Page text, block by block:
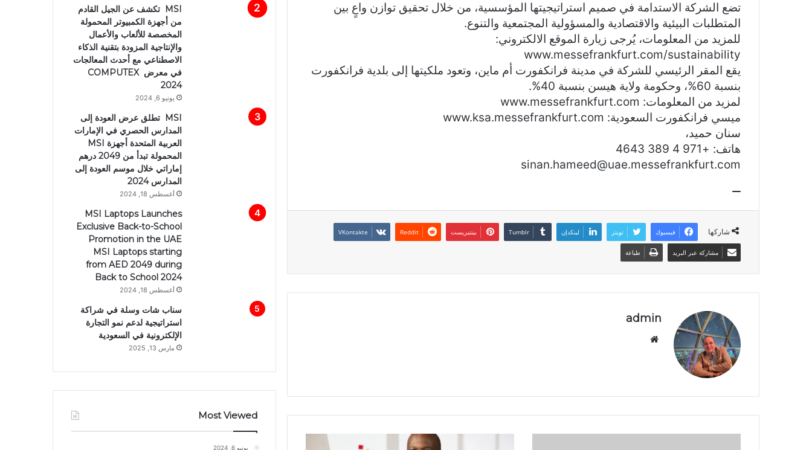
تضع الشركة الاستدامة في صميم استراتيجيتها المؤسسية، من خلال تحقيق توازن واعٍ بين
المتطلبات البيئية والاقتصادية والمسؤولية المجتمعية والتنوع.
للمزيد من المعلومات، يُرجى زيارة الموقع الالكتروني:
www.messefrankfurt.com/sustainability
يقع المقر الرئيسي للشركة في مدينة فرانكفورت أم ماين، وتعود ملكيتها إلى بلدية فرانكفورت
بنسبة 60%، وحكومة ولاية هيسن بنسبة 40%.
لمزيد من المعلومات: www.messefrankfurt.com
ميسي فرانكفورت السعودية: www.ksa.messefrankfurt.com
سنان حميد،
هاتف: +971 4 389 4643
sinan.hameed@uae.messefrankfurt.com
شاركها فيسبوك تويتر لينكدإن بينتيريست
مشاركة عبر البريد طباعة
admin
MSI تكشف عن الجيل القادم
من أجهزة الكمبيوتر المحمولة
المخصصة للألعاب والأعمال
والإنتاجية المزودة بتقنية الذكاء
الاصطناعي مع أحدث المعالجات
في معرض COMPUTEX
2024
يونيو 6, 2024
MSI تطلق عرض العودة إلى
المدارس الحصري في الإمارات
العربية المتحدة أجهزة MSI
المحمولة تبدأ من 2049 درهم
إماراتي خلال موسم العودة إلى
المدارس 2024
أغسطس 18, 2024
MSI Laptops Launches
Exclusive Back-to-School
Promotion in the UAE
MSI Laptops starting
from AED 2049 during
Back to School 2024
أغسطس 18, 2024
سناب شات وسلة في شراكة
استراتيجية لدعم نمو التجارة
الإلكترونية في السعودية
مارس 13, 2025
Most Viewed
يونيو 6, 2024